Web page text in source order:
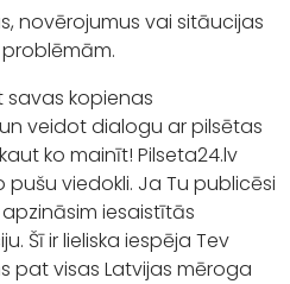
novērojumus vai sitāucijas
savas kopienas
veidot dialogu ar pilsētas
ko mainīt! Pilseta24.lv
viedokli. Ja Tu publicēsi
iesaistītās
Šī ir lieliska iespēja Tev
pat visas Latvijas mēroga